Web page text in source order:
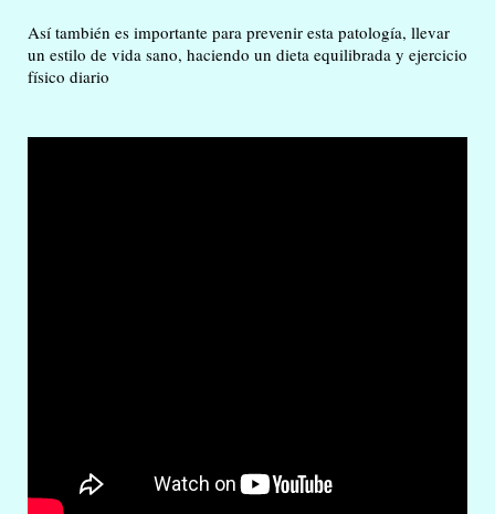
Así también es importante para prevenir esta patología, llevar
un estilo de vida sano, haciendo un dieta equilibrada y ejercicio
físico diario